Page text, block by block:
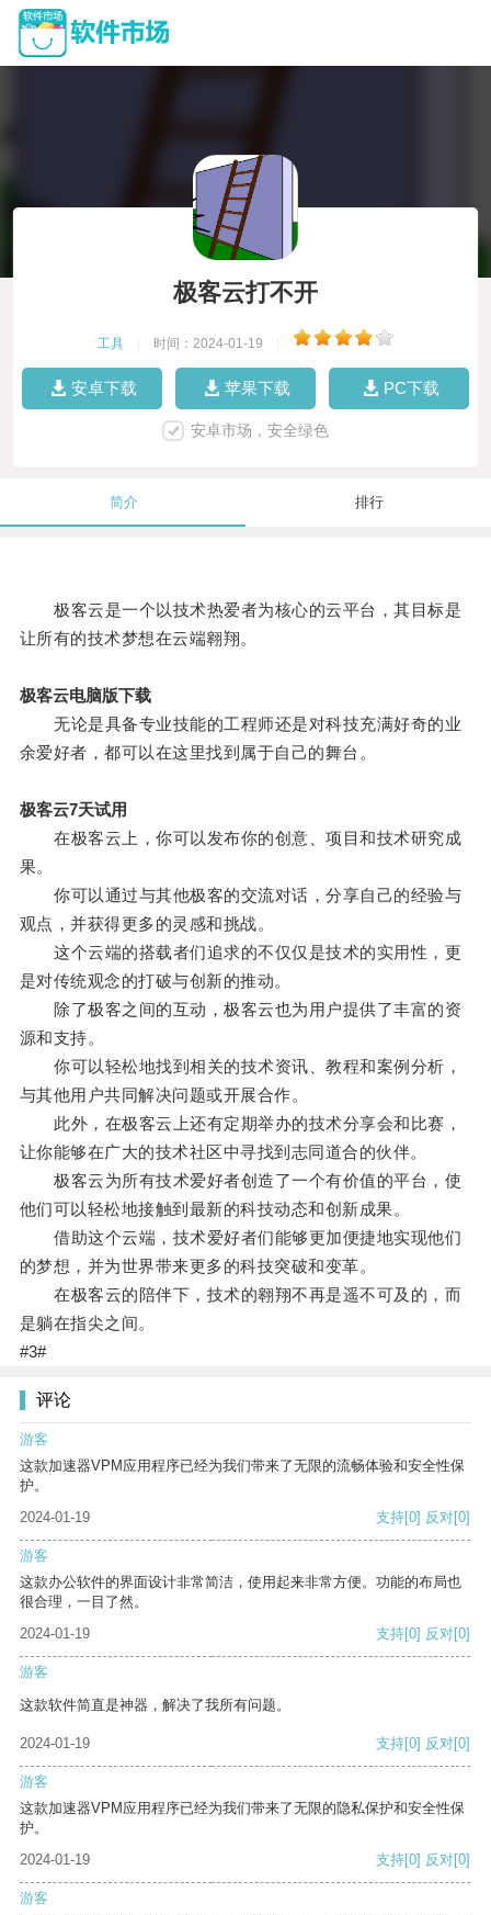
极客云打不开
工具 时间：2024-01-19
安卓下载 苹果下载 PC下载
安卓市场，安全绿色
简介 排行
极客云是一个以技术热爱者为核心的云平台，其目标是
让所有的技术梦想在云端翱翔。
极客云电脑版下载
无论是具备专业技能的工程师还是对科技充满好奇的业
余爱好者，都可以在这里找到属于自己的舞台。
极客云7天试用
在极客云上，你可以发布你的创意、项目和技术研究成
果。
你可以通过与其他极客的交流对话，分享自己的经验与
观点，并获得更多的灵感和挑战。
这个云端的搭载者们追求的不仅仅是技术的实用性，更
是对传统观念的打破与创新的推动。
除了极客之间的互动，极客云也为用户提供了丰富的资
源和支持。
你可以轻松地找到相关的技术资讯、教程和案例分析，
与其他用户共同解决问题或开展合作。
此外，在极客云上还有定期举办的技术分享会和比赛，
让你能够在广大的技术社区中寻找到志同道合的伙伴。
极客云为所有技术爱好者创造了一个有价值的平台，使
他们可以轻松地接触到最新的科技动态和创新成果。
借助这个云端，技术爱好者们能够更加便捷地实现他们
的梦想，并为世界带来更多的科技突破和变革。
在极客云的陪伴下，技术的翱翔不再是遥不可及的，而
是躺在指尖之间。
#3#
评论
游客
这款加速器VPM应用程序已经为我们带来了无限的流畅体验和安全性保
护。
2024-01-19
支持[0] 反对[0]
游客
这款办公软件的界面设计非常简洁，使用起来非常方便。功能的布局也
很合理，一目了然。
2024-01-19
支持[0] 反对[0]
游客
这款软件简直是神器，解决了我所有问题。
2024-01-19 支持[0] 反对[0]
游客
这款加速器VPM应用程序已经为我们带来了无限的隐私保护和安全性保
护。
2024-01-19
支持[0] 反对[0]
游客